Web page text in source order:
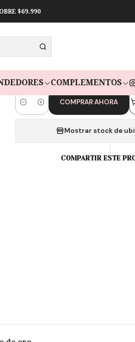
COMPLEMENTOS
$69.990
WHITE
en 3 cuotas de $4.967 sin
Cantidad
COMPRAR AHORA
Mostrar stock de
COMPARTIR ESTE